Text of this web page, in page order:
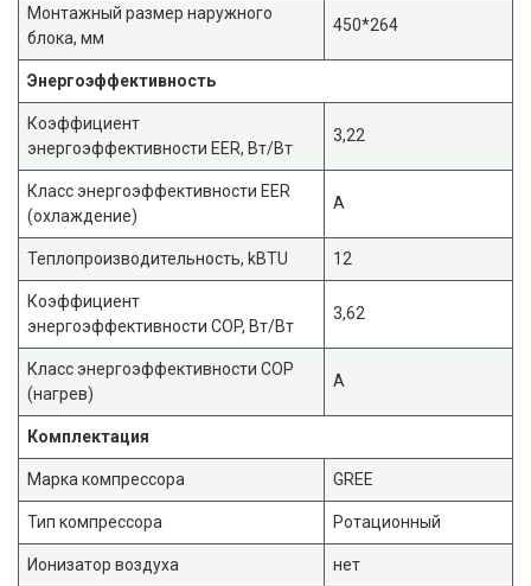
Монтажный размер наружного
блока, мм
450*264
Энергоэффективность
Коэффициент
энергоэффективности EER, Вт/Вт
3,22
Класс энергоэффективности EER
(охлаждение)
A
Теплопроизводительность, kBTU 12
Коэффициент
энергоэффективности COP, Вт/Вт
3,62
Класс энергоэффективности COP
(нагрев)
A
Комплектация
Марка компрессора GREE
Тип компрессора Ротационный
Ионизатор воздуха нет